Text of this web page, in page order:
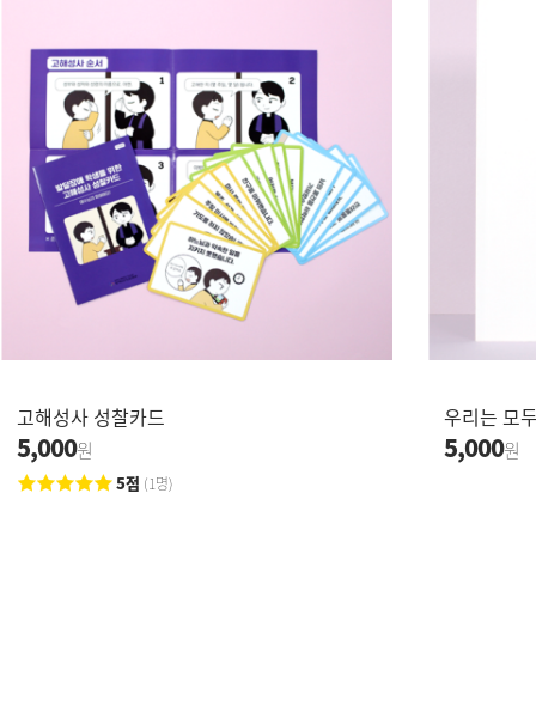
고해성사 성찰카드
5,000원
5점 (1명)
우리는 모
5,000원